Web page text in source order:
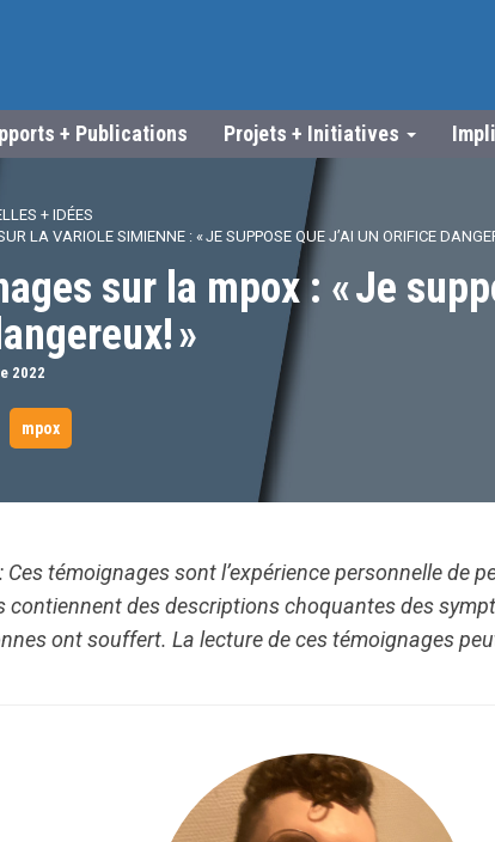
+ Publications Projets + Initiatives
+ IDÉES
LA VARIOLE SIMIENNE : « JE SUPPOSE QUE J’AI UN ORIFICE
sur la mpox : « Je
»
2022
mpox
Ces témoignages sont l’expérience personnelle de
contiennent des descriptions choquantes des
ont souffert. La lecture de ces témoignages